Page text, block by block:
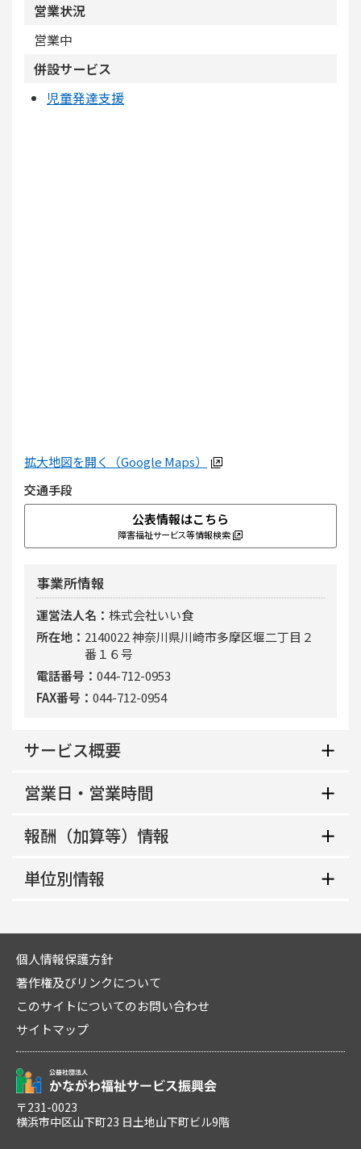
営業状況
営業中
併設サービス
児童発達支援
拡大地図を開く（Google Maps）
交通手段
公表情報はこちら
障害福祉サービス等情報検索
事業所情報
運営法人名
株式会社いい食
所在地
2140022 神奈川県川崎市多摩区堰二丁目２
番１６号
電話番号
044-712-0953
FAX番号
044-712-0954
サービス概要
地域生活支援拠点等該当の有無
非該当
非該当
サービス提供地域
「こぱんはうす さくら」は、勉強についていけな
い、お友だちとうまく遊べない、集中して物事に
取り組めないなど、発達・成長に心配のあるお子
さまや、障がいを持ったお子さまを対象とした、
児童発達支援・放課後等
概要・特色
営業日・営業時間
平日
10:00～17:00
日曜
10:00～16:00
祝日
定休日
なし
報酬（加算等）情報
地域区分
非該当
中核機能強化事業所加算
なし
自己評価結果等未公表減算
なし
福祉専門職員配置等
単位別情報
1
多機能型実施の有無
多機能
主たる障害種別
重症心身障害以外の場合
利用定員
10人
個人情報保護方針
著作権及びリンクについて
このサイトについてのお問い合わせ
サイトマップ
〒231-0023
横浜市中区山下町23 日土地山下町ビル9階